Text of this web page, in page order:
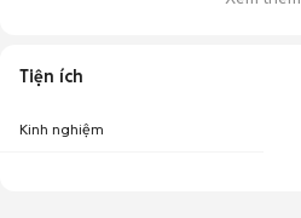
Tiện ích
Kinh nghiệm